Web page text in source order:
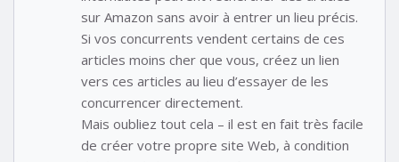
sur Amazon sans avoir à entrer un lieu précis.
Si vos concurrents vendent certains de ces
articles moins cher que vous, créez un lien
vers ces articles au lieu d’essayer de les
concurrencer directement.
Mais oubliez tout cela – il est en fait très facile
de créer votre propre site Web, à condition